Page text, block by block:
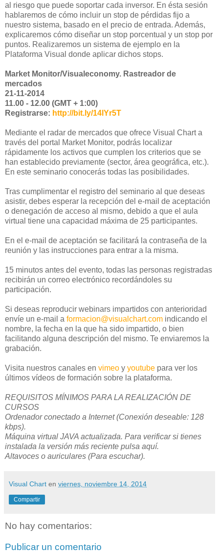
al riesgo que puede soportar cada inversor. En ésta sesión
hablaremos de cómo incluir un stop de pérdidas fijo a
nuestro sistema, basado en el precio de entrada. Además,
explicaremos cómo diseñar un stop porcentual y un stop por
puntos. Realizaremos un sistema de ejemplo en la
Plataforma Visual donde aplicar dichos stops.
Market Monitor/Visualeconomy. Rastreador de
mercados
21-11-2014
11.00 - 12.00 (GMT + 1:00)
Registrarse: http://bit.ly/14lYr5T
Mediante el radar de mercados que ofrece Visual Chart a
través del portal Market Monitor, podrás localizar
rápidamente los activos que cumplen los criterios que se
han establecido previamente (sector, área geográfica, etc.).
En este seminario conocerás todas las posibilidades.
Tras cumplimentar el registro del seminario al que deseas
asistir, debes esperar la recepción del e-mail de aceptación
o denegación de acceso al mismo, debido a que el aula
virtual tiene una capacidad máxima de 25 participantes.
En el e-mail de aceptación se facilitará la contraseña de la
reunión y las instrucciones para entrar a la misma.
15 minutos antes del evento, todas las personas registradas
recibirán un correo electrónico recordándoles su
participación.
Si deseas reproducir webinars impartidos con anterioridad
envíe un e-mail a formacion@visualchart.com indicando el
nombre, la fecha en la que ha sido impartido, o bien
facilitando alguna descripción del mismo. Te enviaremos la
grabación.
Visita nuestros canales en vimeo y youtube para ver los
últimos vídeos de formación sobre la plataforma.
REQUISITOS MÍNIMOS PARA LA REALIZACIÓN DE
CURSOS
Ordenador conectado a Internet (Conexión deseable: 128
kbps).
Máquina virtual JAVA actualizada. Para verificar si tienes
instalada la versión más reciente pulsa aquí.
Altavoces o auriculares (Para escuchar).
Visual Chart en viernes, noviembre 14, 2014
Compartir
No hay comentarios:
Publicar un comentario